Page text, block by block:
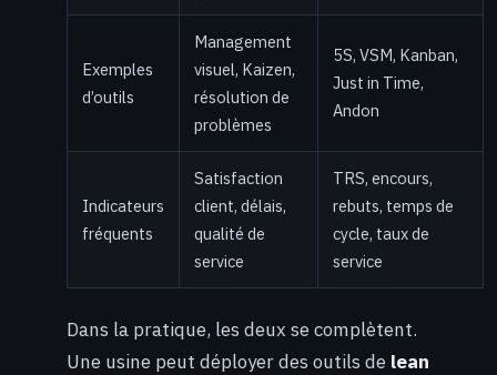
Exemples
d’outils
Management
visuel, Kaizen,
résolution de
problèmes
5S, VSM, Kanban,
Just in Time,
Andon
Indicateurs
fréquents
Satisfaction
client, délais,
qualité de
service
TRS, encours,
rebuts, temps de
cycle, taux de
service
Dans la pratique, les deux se complètent.
Une usine peut déployer des outils de lean